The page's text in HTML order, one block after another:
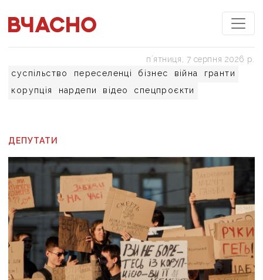
суспільство переселенці бізнес війна
гранти
корупція
нардепи відео спецпроєкти
пʼятниця, 7 серпня 2026 р.
ДЕПУТАТИ